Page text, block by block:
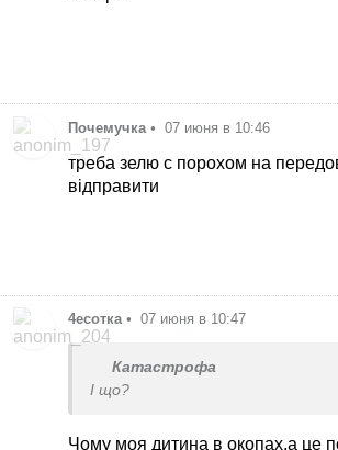
Почемучка • 07 июня в 10:46
треба зелю с порохом на
відправити
4есотка • 07 июня в 10:47
Катастрофа
І що?
Чому моя дитина в окопах,а це